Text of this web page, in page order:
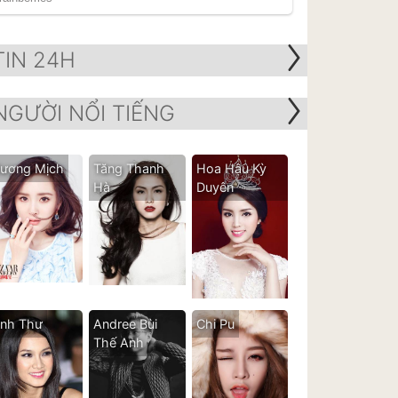
24H
NỔI TIẾNG
Mịch
Tăng Thanh
Hà
Hoa Hậu Kỳ
Duyên
Thư
Andree Bùi
Thế Anh
Chi Pu